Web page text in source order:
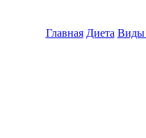
Главная Диета Виды